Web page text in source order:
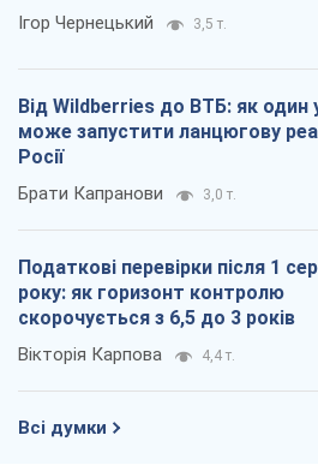
Ігор Чернецький 3,5 т.
Від Wildberries до ВТБ: як один
може запустити ланцюгову
Росії
Брати Капранови 3,0 т.
Податкові перевірки після 1
року: як горизонт контролю
скорочується з 6,5 до 3 років
Вікторія Карпова 4,4 т.
Всі думки